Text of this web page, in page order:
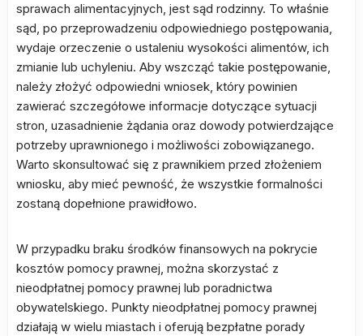
sprawach alimentacyjnych, jest sąd rodzinny. To właśnie
sąd, po przeprowadzeniu odpowiedniego postępowania,
wydaje orzeczenie o ustaleniu wysokości alimentów, ich
zmianie lub uchyleniu. Aby wszcząć takie postępowanie,
należy złożyć odpowiedni wniosek, który powinien
zawierać szczegółowe informacje dotyczące sytuacji
stron, uzasadnienie żądania oraz dowody potwierdzające
potrzeby uprawnionego i możliwości zobowiązanego.
Warto skonsultować się z prawnikiem przed złożeniem
wniosku, aby mieć pewność, że wszystkie formalności
zostaną dopełnione prawidłowo.
W przypadku braku środków finansowych na pokrycie
kosztów pomocy prawnej, można skorzystać z
nieodpłatnej pomocy prawnej lub poradnictwa
obywatelskiego. Punkty nieodpłatnej pomocy prawnej
działają w wielu miastach i oferują bezpłatne porady